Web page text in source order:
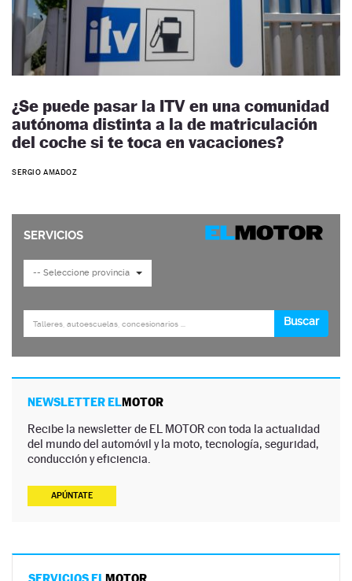
¿Se puede pasar la ITV en una comunidad
autónoma distinta a la de matriculación
del coche si te toca en vacaciones?
SERGIO AMADOZ
NEWSLETTER ELMOTOR
Recibe la newsletter de EL MOTOR con toda la actualidad
del mundo del automóvil y la moto, tecnología, seguridad,
conducción y eficiencia.
APÚNTATE